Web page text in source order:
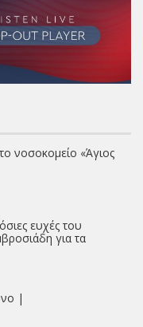
νοσοκομείο «Άγιος
ευχές του
για τα
|